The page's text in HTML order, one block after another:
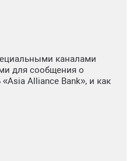
каналами
для сообщения о
Alliance Bank», и как